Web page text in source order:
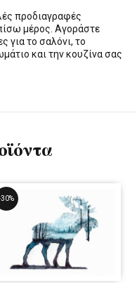
προδιαγραφές
μέρος. Αγοράστε
για το σαλόνι, το
και την κουζίνα σας